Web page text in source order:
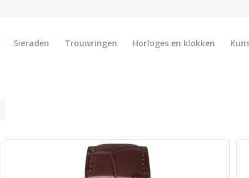
Sieraden Trouwringen Horloges en klokken